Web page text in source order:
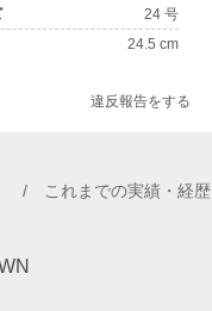
24 号
24.5 cm
違反報告をする
/ これまでの実績・経歴